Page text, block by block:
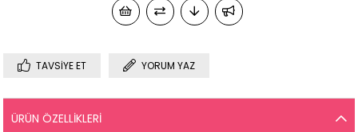
TAVSIYE ET YORUM YAZ
ÜRÜN ÖZELLIKLERI